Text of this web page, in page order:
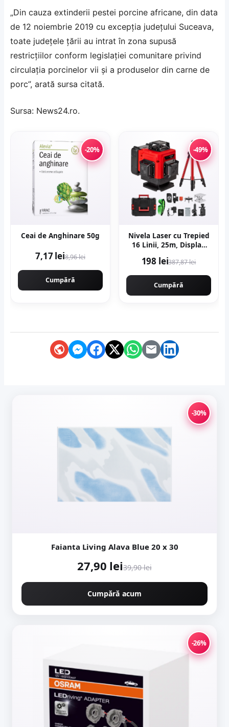
„Din cauza extinderii pestei porcine africane, din data
de 12 noiembrie 2019 cu excepția județului Suceava,
toate județele țării au intrat în zona supusă
restricțiilor conform legislației comunitare privind
circulația porcinelor vii și a produselor din carne de
porc”, arată sursa citată.
Sursa: News24.ro.
-20%
Ceai de Anghinare 50g
7,17 lei8,96 lei
Cumpără
-49%
Nivela Laser cu Trepied
16 Linii, 25m, Display
5s, ±0.2 mm/1m,
PROFESIONAL CMP1727
198 lei387,87 lei
Cumpără
-30%
Faianta Living Alava Blue 20 x 30
27,90 lei39,90 lei
Cumpără acum
-26%